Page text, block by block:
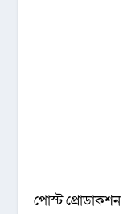
পোস্ট প্রোডাকশন